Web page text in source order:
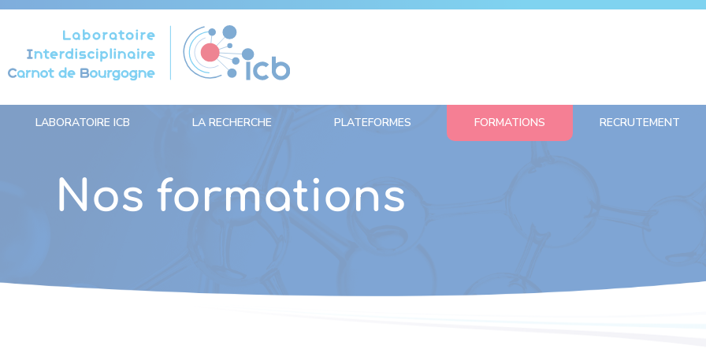
LABORATOIRE ICB LA RECHERCHE PLATEFORMES FORMATIONS RECRUTEMENT
Nos formations
Panneau de gestion des cookies